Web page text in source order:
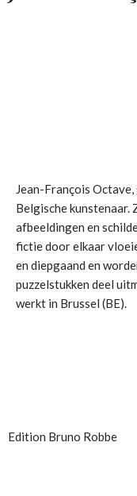
Jean-François
Belgische kunstenaar.
afbeeldingen en
fictie door elkaar
en diepgaand en
puzzelstukken deel
werkt in Brussel (BE).
Edition Bruno Robbe